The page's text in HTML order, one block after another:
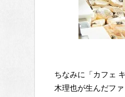
ちなみに「カフェ
木理也が生んだフ